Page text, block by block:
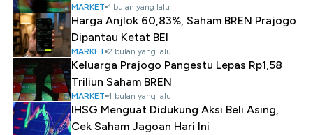
MARKET 1 bulan yang lalu
Harga Anjlok 60,83%, Saham BREN Prajogo
Dipantau Ketat BEI
MARKET 2 bulan yang lalu
Keluarga Prajogo Pangestu Lepas Rp1,58
Triliun Saham BREN
MARKET 4 bulan yang lalu
IHSG Menguat Didukung Aksi Beli Asing,
Cek Saham Jagoan Hari Ini